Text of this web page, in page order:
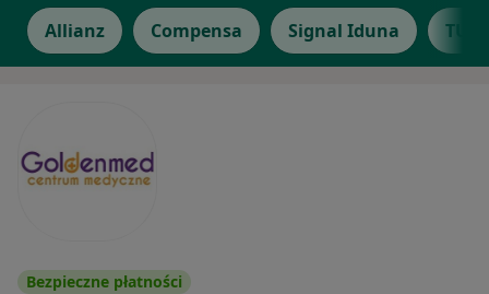
Allianz Compensa Signal Iduna TU
Bezpieczne płatności